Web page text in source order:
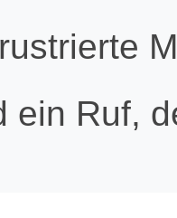
ein Ruf,